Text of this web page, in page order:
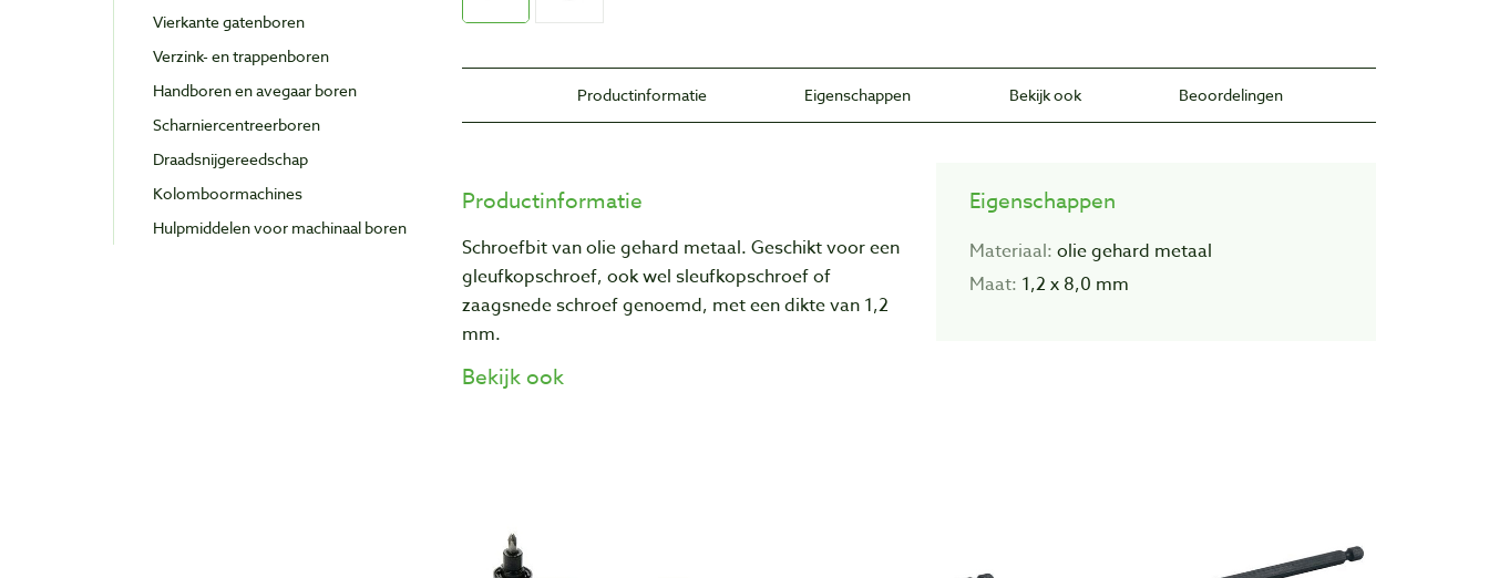
Vierkante gatenboren
Verzink- en trappenboren
Handboren en avegaar boren
Scharniercentreerboren
Draadsnijgereedschap
Kolomboormachines
Hulpmiddelen voor machinaal boren
Productinformatie Eigenschappen Bekijk ook Beoordelingen
Productinformatie
Schroefbit van olie gehard metaal. Geschikt voor een
gleufkopschroef, ook wel sleufkopschroef of
zaagsnede schroef genoemd, met een dikte van 1,2
mm.
Eigenschappen
Materiaal: olie gehard metaal
Maat: 1,2 x 8,0 mm
Bekijk ook